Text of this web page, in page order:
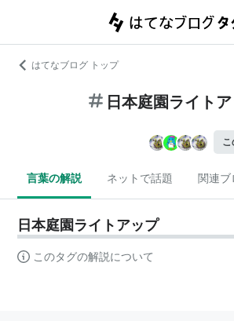
はてなブログ トップ
日本庭園ライト
こ
言葉の解説 ネットで話題 関連ブ
日本庭園ライトアップ
このタグの解説について